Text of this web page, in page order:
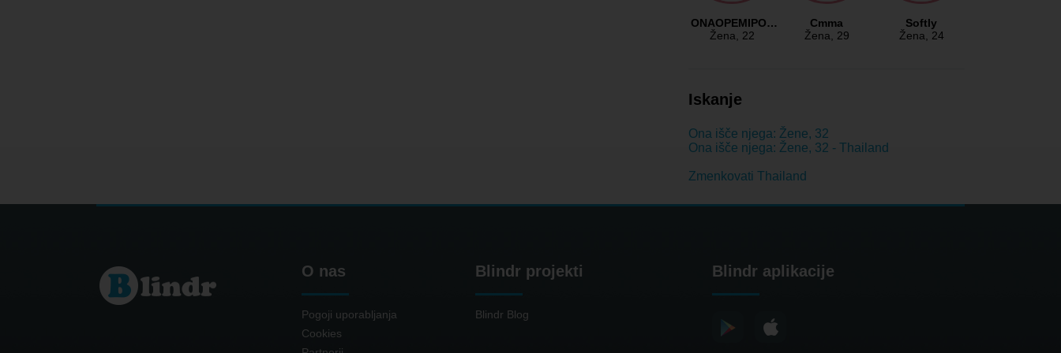
ONAOPEMIPO…
Žena, 22
Cmma
Žena, 29
Softly
Žena, 24
Iskanje
Ona išče njega: Žene, 32
Ona išče njega: Žene, 32 - Thailand
Zmenkovati Thailand
O nas
Pogoji uporabljanja
Cookies
Blindr projekti
Blindr Blog
Blindr aplikacije